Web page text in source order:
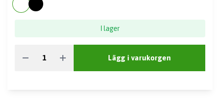
I lager
Lägg i varukorgen